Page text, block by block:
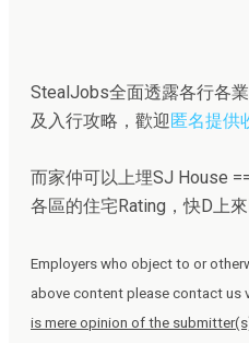
StealJobs全面透露各行各
及入行攻略，歡迎 匿名提供
而家仲可以上埋SJ House
各區的住宅Rating，快D上
Employers who object to or
above content please contact us
is mere opinion of the